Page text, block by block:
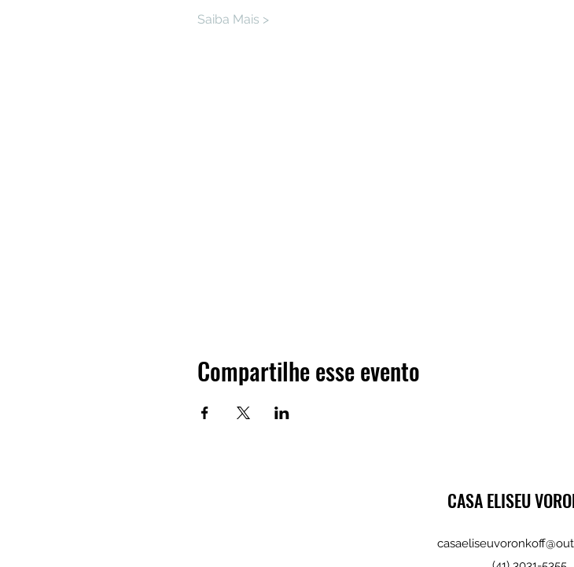
Saiba Mais >
Compartilhe esse evento
CASA ELISEU